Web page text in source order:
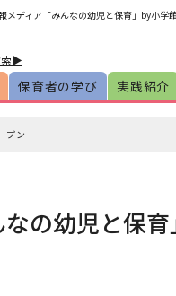
メディア「みんなの幼児と保育」by小学
索▶
保育者の学び 実践紹介
プン
の幼児と保